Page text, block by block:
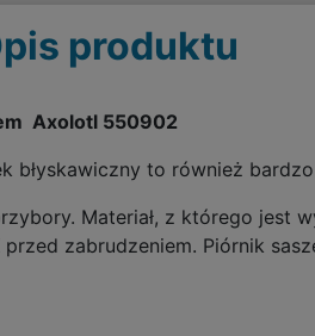
produktu
Axolotl 550902
błyskawiczny to również
Materiał, z którego jest
zabrudzeniem. Piórnik